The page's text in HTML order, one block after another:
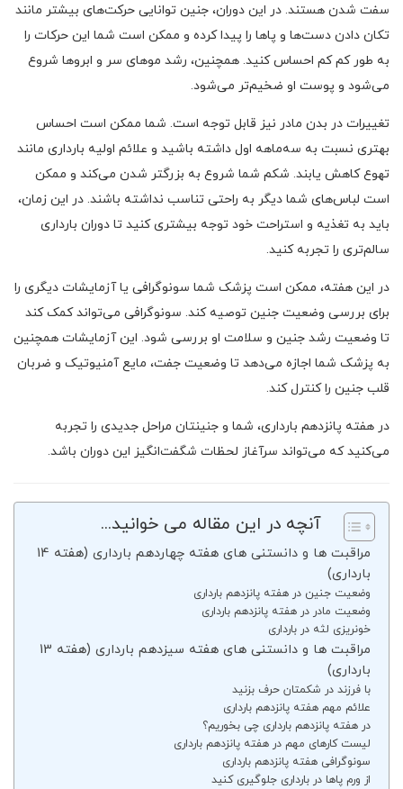
سفت شدن هستند. در این دوران، جنین توانایی حرکت‌های بیشتر مانند
تکان دادن دست‌ها و پاها را پیدا کرده و ممکن است شما این حرکات را
به طور کم کم احساس کنید. همچنین، رشد موهای سر و ابروها شروع
می‌شود و پوست او ضخیم‌تر می‌شود.
تغییرات در بدن مادر نیز قابل توجه است. شما ممکن است احساس
بهتری نسبت به سه‌ماهه اول داشته باشید و علائم اولیه بارداری مانند
تهوع کاهش یابند. شکم شما شروع به بزرگتر شدن می‌کند و ممکن
است لباس‌های شما دیگر به راحتی تناسب نداشته باشند. در این زمان،
باید به تغذیه و استراحت خود توجه بیشتری کنید تا دوران بارداری
سالم‌تری را تجربه کنید.
در این هفته، ممکن است پزشک شما سونوگرافی یا آزمایشات دیگری را
برای بررسی وضعیت جنین توصیه کند. سونوگرافی می‌تواند کمک کند
تا وضعیت رشد جنین و سلامت او بررسی شود. این آزمایشات همچنین
به پزشک شما اجازه می‌دهد تا وضعیت جفت، مایع آمنیوتیک و ضربان
قلب جنین را کنترل کند.
در هفته پانزدهم بارداری، شما و جنینتان مراحل جدیدی را تجربه
می‌کنید که می‌تواند سرآغاز لحظات شگفت‌انگیز این دوران باشد.
آنچه در این مقاله می خوانید...
مراقبت ها و دانستنی های هفته چهاردهم بارداری (هفته 14
بارداری)
وضعیت جنین در هفته پانزدهم بارداری
وضعیت مادر در هفته پانزدهم بارداری
خونریزی لثه در بارداری
مراقبت ها و دانستنی های هفته سیزدهم بارداری (هفته 13
بارداری)
با فرزند در شکمتان حرف بزنید
علائم مهم هفته پانزدهم بارداری
در هفته پانزدهم بارداری چی بخوریم؟
لیست کارهای مهم در هفته پانزدهم بارداری
سونوگرافی هفته پانزدهم بارداری
از ورم پاها در بارداری جلوگیری کنید